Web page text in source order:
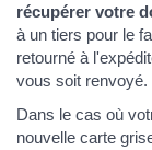
récupérer votre
à un tiers pour le
retourné à
vous soit renvoyé.
Dans le cas où
nouvelle carte